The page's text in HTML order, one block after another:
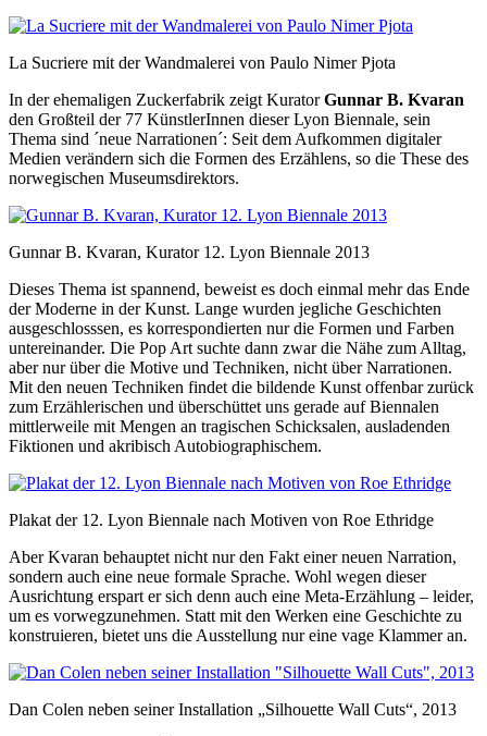
La Sucriere mit der Wandmalerei von Paulo Nimer Pjota
In der ehemaligen Zuckerfabrik zeigt KuratorGunnar B. Kvaran
den Großteil der 77 KünstlerInnen dieser Lyon Biennale, sein
Thema sind ´neue Narrationen´: Seit dem Aufkommen digitaler
Medien verändern sich die Formen des Erzählens, so die These des
norwegischen Museumsdirektors.
Gunnar B. Kvaran, Kurator 12. Lyon Biennale 2013
Dieses Thema ist spannend, beweist es doch einmal mehr das Ende
der Moderne in der Kunst. Lange wurden jegliche Geschichten
ausgeschlosssen, es korrespondierten nur die Formen und Farben
untereinander. Die Pop Art suchte dann zwar die Nähe zum Alltag,
aber nur über die Motive und Techniken, nicht über Narrationen.
Mit den neuen Techniken findet die bildende Kunst offenbar zurück
zum Erzählerischen und überschüttet uns gerade auf Biennalen
mittlerweile mit Mengen an tragischen Schicksalen, ausladenden
Fiktionen und akribisch Autobiographischem.
Plakat der 12. Lyon Biennale nach Motiven von Roe Ethridge
Aber Kvaran behauptet nicht nur den Fakt einer neuen Narration,
sondern auch eine neue formale Sprache. Wohl wegen dieser
Ausrichtung erspart er sich denn auch eine Meta-Erzählung – leider,
um es vorwegzunehmen. Statt mit den Werken eine Geschichte zu
konstruieren, bietet uns die Ausstellung nur eine vage Klammer an.
Dan Colen neben seiner Installation „Silhouette Wall Cuts“, 2013